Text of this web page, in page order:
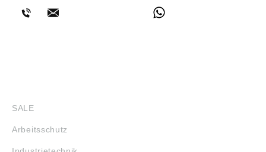
SALE
Arbeitsschutz